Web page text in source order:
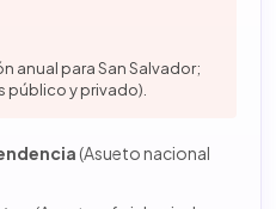
anual para San Salvador;
público y privado).
(Asueto nacional